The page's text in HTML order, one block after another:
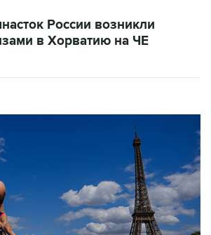
России возникли
в Хорватию на ЧЕ